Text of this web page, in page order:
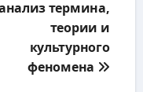
термина,
теории и
культурного
феномена